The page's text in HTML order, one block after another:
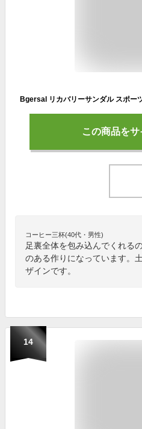
この商品を
コーヒー三杯(40代・男性)
足裏全体を包み込んでくれる
のある作りになっています。
ザインです。
14